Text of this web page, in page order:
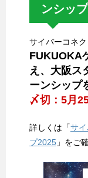
ンシッ
サイバーコネク
FUKUOKA
え、大阪ス
ーンシップ
〆切：5月
詳しくは「サ
プ2025 」をご